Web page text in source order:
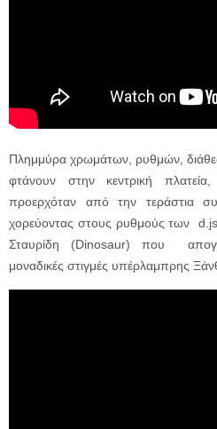
Πλημμύρα χρωμάτων, ρυθμών,
φτάνουν στην κεντρική
προερχόταν από την τεράστια
χορεύοντας στους ρυθμούς των
Σταυρίδη (Dinosaur) που
μοναδικές στιγμές υπέρλαμπρης